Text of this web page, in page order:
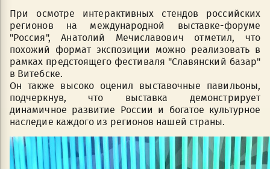
При осмотре интерактивных стендов российских
регионов на международной выставке-форуме
"Россия", Анатолий Мечиславович отметил, что
похожий формат экспозиции можно реализовать в
рамках предстоящего фестиваля "Славянский базар"
в Витебске.
Он также высоко оценил выставочные павильоны,
подчеркнув, что выставка демонстрирует
динамичное развитие России и богатое культурное
наследие каждого из регионов нашей страны.